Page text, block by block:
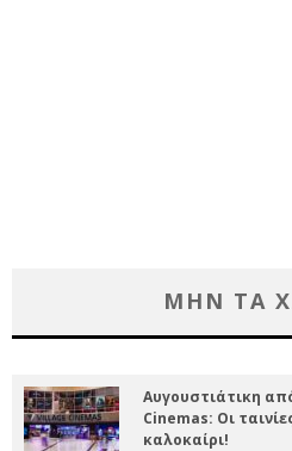
ΜΗΝ ΤΑ
Αυγουστιάτικη
Cinemas: Οι
καλοκαίρι!